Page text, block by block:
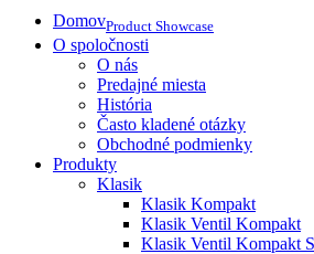
DomovProduct Showcase
O spoločnosti
O nás
Predajné miesta
História
Často kladené otázky
Obchodné podmienky
Produkty
Klasik
Klasik Kompakt
Klasik Ventil Kompakt
Klasik Ventil Kompakt